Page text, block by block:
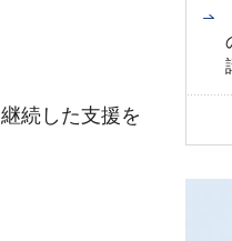
続した支援を